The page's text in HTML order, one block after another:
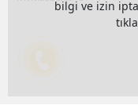
bilgi ve izin